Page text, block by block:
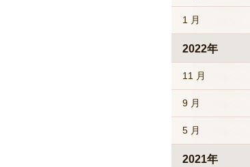
1 月
2022年
11 月
9 月
5 月
2021年